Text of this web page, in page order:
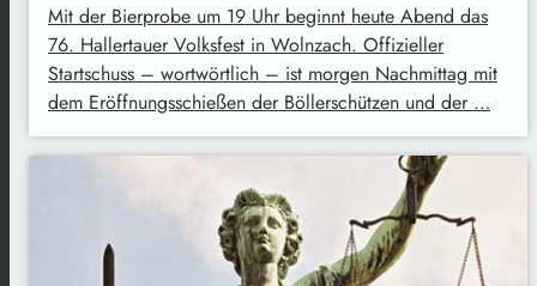
Mit der Bierprobe um 19 Uhr beginnt heute Abend das
76. Hallertauer Volksfest in Wolnzach. Offizieller
Startschuss – wortwörtlich – ist morgen Nachmittag mit
dem Eröffnungsschießen der Böllerschützen und der …